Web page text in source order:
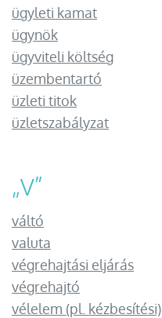
ügyleti kamat
ügynök
ügyviteli költség
üzembentartó
üzleti titok
üzletszabályzat
„V”
váltó
valuta
végrehajtási eljárás
végrehajtó
vélelem (pl. kézbesítési)